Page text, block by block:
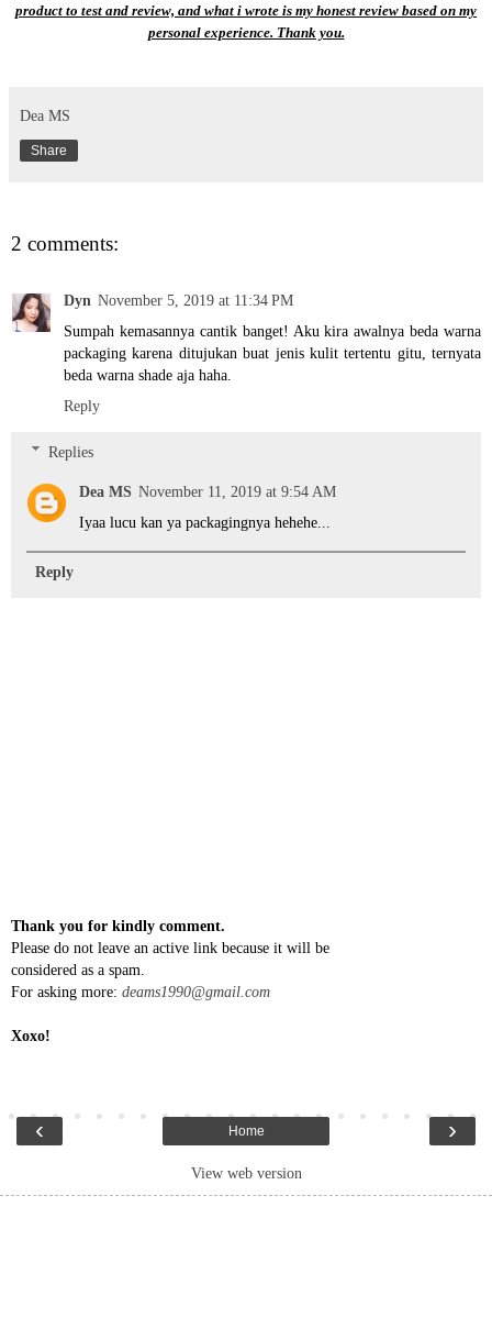
product to test and review, and what i wrote is my honest review based on my
personal experience. Thank you.
Dea MS
Share
2 comments:
Dyn November 5, 2019 at 11:34 PM
Sumpah kemasannya cantik banget! Aku kira awalnya beda warna
packaging karena ditujukan buat jenis kulit tertentu gitu, ternyata
beda warna shade aja haha.
Reply
Replies
Dea MS November 11, 2019 at 9:54 AM
Iyaa lucu kan ya packagingnya hehehe...
Reply
Thank you for kindly comment.
Please do not leave an active link because it will be
considered as a spam.
For asking more: deams1990@gmail.com
Xoxo!
‹ ›
Home
View web version